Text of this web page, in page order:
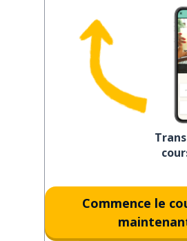
Commence le